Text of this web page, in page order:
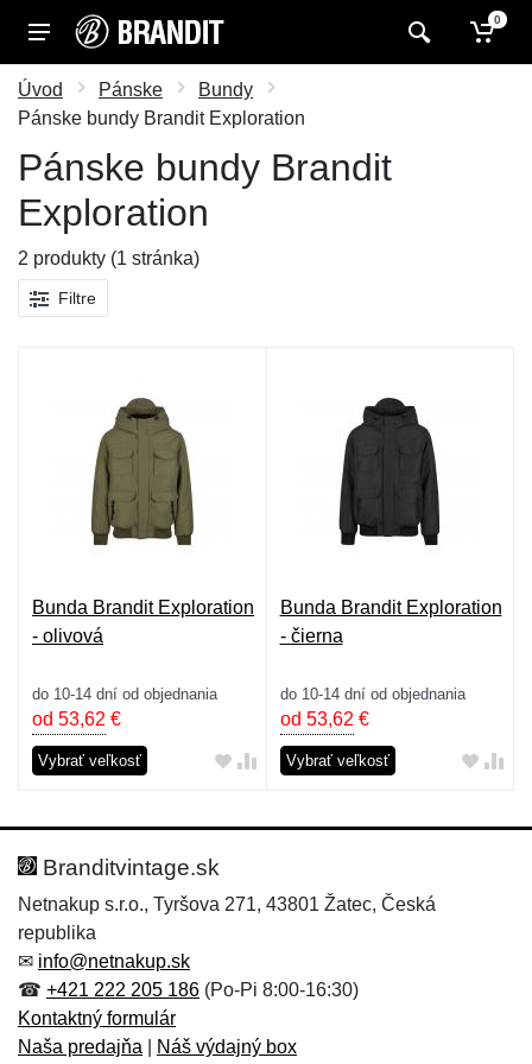
0
Úvod Pánske
Bundy
Pánske bundy Brandit Exploration
Pánske bundy Brandit
Exploration
2 produkty (1 stránka)
Filtre
Bunda Brandit Exploration
- olivová
do 10-14 dní od objednania
od 53,62 €
Vybrať veľkosť
Bunda Brandit Exploration
- čierna
do 10-14 dní od objednania
od 53,62 €
Vybrať veľkosť
Branditvintage.sk
Netnakup s.r.o., Tyršova 271, 43801 Žatec, Česká
republika
✉ info@netnakup.sk
☎ +421 222 205 186 (Po-Pi 8:00-16:30)
Kontaktný formulár
Naša predajňa
Náš výdajný box